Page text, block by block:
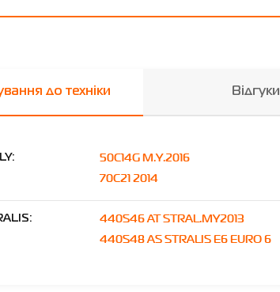
до техніки Відгуки
50C14G M.Y.2016
70C21 2014
440S46 AT STRAL.MY2013
440S48 AS STRALIS E6 EURO 6